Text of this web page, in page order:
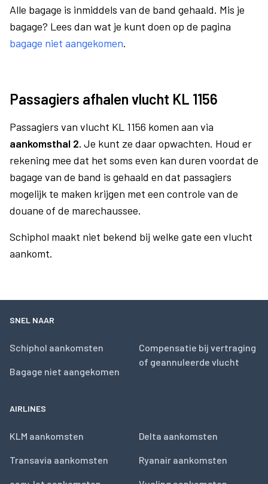
Alle bagage is inmiddels van de band gehaald. Mis je
bagage? Lees dan wat je kunt doen op de pagina
bagage niet aangekomen.
Passagiers afhalen vlucht KL 1156
Passagiers van vlucht KL 1156 komen aan via
aankomsthal 2. Je kunt ze daar opwachten. Houd er
rekening mee dat het soms even kan duren voordat de
bagage van de band is gehaald en dat passagiers
mogelijk te maken krijgen met een controle van de
douane of de marechaussee.
Schiphol maakt niet bekend bij welke gate een vlucht
aankomt.
SNEL NAAR
Schiphol aankomsten
Bagage niet aangekomen
Compensatie bij vertraging
of geannuleerde vlucht
AIRLINES
KLM aankomsten
Transavia aankomsten
Delta aankomsten
Ryanair aankomsten